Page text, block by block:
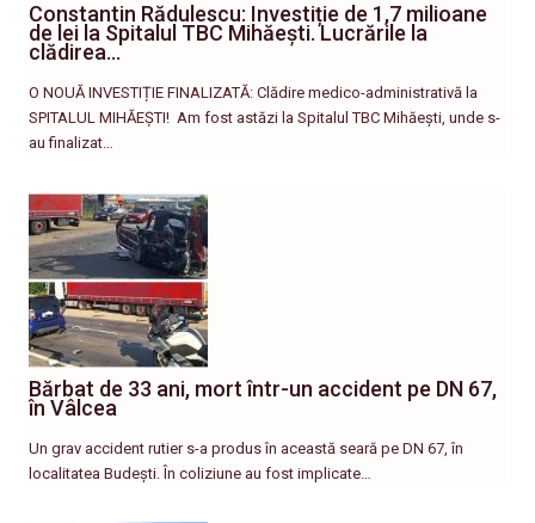
Constantin Rădulescu: Investiție de 1,7 milioane
de lei la Spitalul TBC Mihăești. Lucrările la
clădirea…
O NOUĂ INVESTIȚIE FINALIZATĂ: Clădire medico-administrativă la
SPITALUL MIHĂEȘTI! ​ Am fost astăzi la Spitalul TBC Mihăești, unde s-
au finalizat…
Bărbat de 33 ani, mort într-un accident pe DN 67,
în Vâlcea
Un grav accident rutier s-a produs în această seară pe DN 67, în
localitatea Budești. În coliziune au fost implicate…